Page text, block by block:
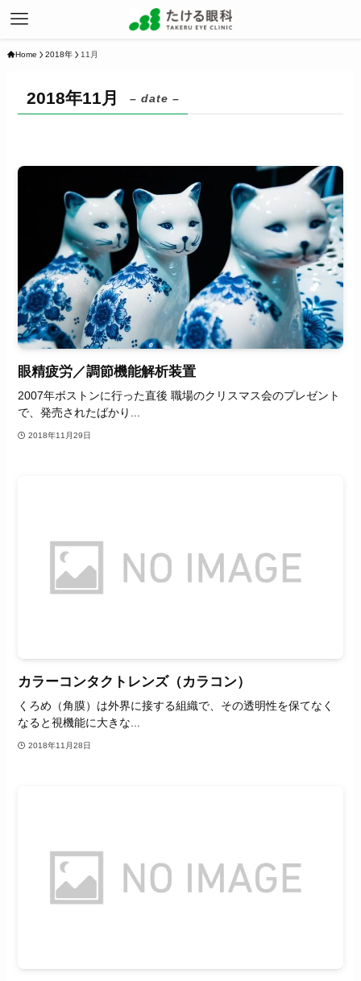
Home 2018年 11月
2018年11月 – date –
眼精疲労／調節機能解析装置
2007年ボストンに行った直後 職場のクリスマス会のプレゼント
で、発売されたばかり...
2018年11月29日
カラーコンタクトレンズ（カラコン）
くろめ（角膜）は外界に接する組織で、その透明性を保てなく
なると視機能に大きな...
2018年11月28日